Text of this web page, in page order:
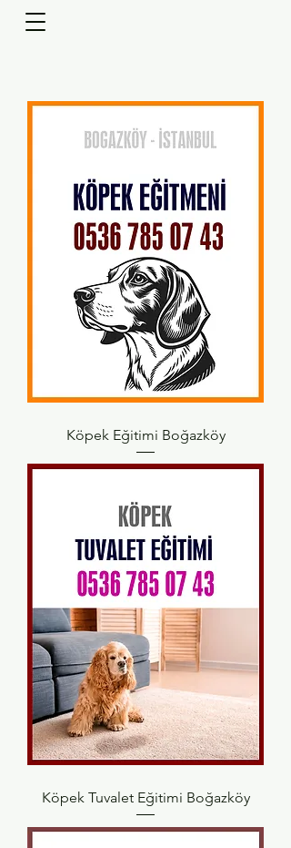
Köpek Eğitimi Boğazköy
Köpek Tuvalet Eğitimi Boğazköy